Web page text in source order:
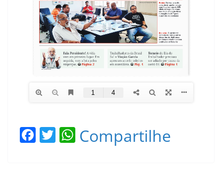
F T W
Compartilhe